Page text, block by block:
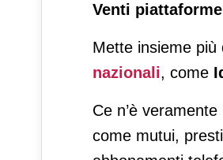
Venti
Mette insieme più
nazionali, come
Ce n’è
come mutui,